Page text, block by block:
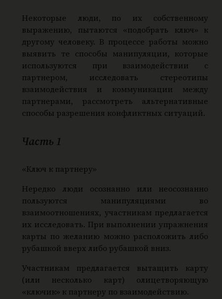
Некоторые люди, по их собственному
выражению, пытаются «подобрать ключ» к
другому человеку. В процессе работы можно
выявить те способы манипуляции, которые
используются при взаимодействии с
партнером, исследовать стереотипы
взаимодействия и коммуникации между
партнерами, рассмотреть альтернативные
способы разрешения конфликтных ситуаций.
Часть 1
«Ключ к партнеру»
Нередко люди осознанно или неосознанно
пользуются манипуляциями во
взаимоотношениях, участникам предлагается
их исследовать. При выполнении упражнения
карты по желанию можно расположить либо
рубашкой вверх либо рубашкой вниз.
Участникам предлагается вытащить карту
(или несколько карт) олицетворяющую
«ключик» к партнеру по взаимодействию.